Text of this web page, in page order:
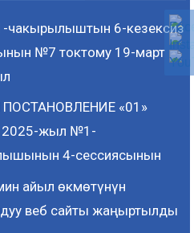
чакырылыштын 6-кезексиз
№7 токтому 19-март
«01»
2025-жыл №1-
4-сессиясынын
айыл өкмөтүнүн
веб сайты жаңыртылды